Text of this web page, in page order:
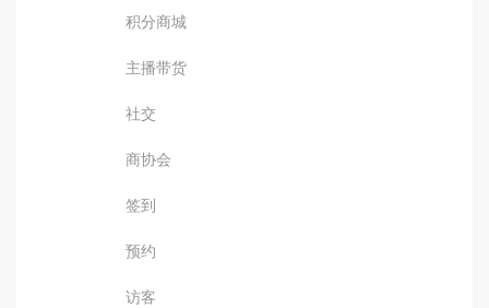
积分商城
主播带货
社交
商协会
签到
预约
访客